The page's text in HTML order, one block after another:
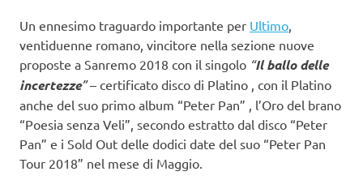
Un ennesimo traguardo importante per Ultimo
ventiduenne romano, vincitore nella sezione nuove
proposte a Sanremo 2018 con il singolo “Il ballo delle
incertezze”– certificato disco di Platino , con il Platino
anche del suo primo album “Peter Pan” , l’Oro del brano
“Poesia senza Veli”, secondo estratto dal disco “Peter
Pan” e i Sold Out delle dodici date del suo “Peter Pan
Tour 2018” nel mese di Maggio.